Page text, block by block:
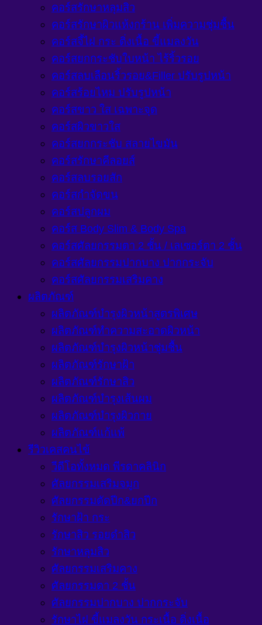
คอร์สรักษาหลุมสิว
คอร์สรักษาผิวแห้งกร้าน เพิ่มความชุ่มชื้น
คอร์สจี้ไฝ กระ ติ่งเนื้อ ขี้แมลงวัน
คอร์สยกกระชับใบหน้า ไร้ริ้วรอย
คอร์สลบเลือนริ้วรอย&Filler ปรับรูปหน้า
คอร์สร้อยไหม ปรับรูปหน้า
คอร์สขาว ใส เฉพาะจุด
คอร์สผิวขาวใส
คอร์สยกกระชับ สลายไขมัน
คอร์สรักษาคีลอยส์
คอร์สลบรอยสัก
คอร์สกำจัดขน
คอร์สปลูกผม
คอร์ส Body Slim & Body Spa
คอร์สศัลยกรรมตา 2 ชั้น / เลเซอร์ตา 2 ชั้น
คอร์สศัลยกรรมปากบาง ปากกระจับ
คอร์สศัลยกรรมเสริมคาง
ผลิตภัณฑ์
ผลิตภัณฑ์บำรุงผิวหน้าสูตรพิเศษ
ผลิตภัณฑ์ทำความสะอาดผิวหน้า
ผลิตภัณฑ์บำรุงผิวหน้าชุ่มชื้น
ผลิตภัณฑ์รักษาฝ้า
ผลิตภัณฑ์รักษาสิว
ผลิตภัณฑ์บำรุงเส้นผม
ผลิตภัณฑ์บำรุงผิวกาย
ผลิตภัณฑ์แก้แพ้
รีวิวเคสคนไข้
วีดีโอทั้งหมด พีรดาคลินิก
ศัลยกรรมเสริมจมูก
ศัลยกรรมตัดปีก&ยกปีก
รักษาฝ้า กระ
รักษาสิว รอยดำสิว
รักษาหลุมสิว
ศัลยกรรมเสริมคาง
ศัลยกรรมตา 2 ชั้น
ศัลยกรรมปากบาง ปากกระจับ
รักษาไฝ ขี้แมลงวัน กระเนื้อ ติ่งเนื้อ